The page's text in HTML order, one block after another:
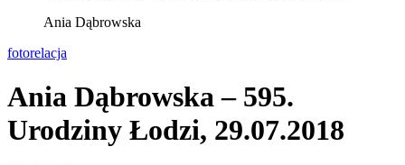
Ania Dąbrowska
fotorelacja
Ania Dąbrowska – 595.
Urodziny Łodzi, 29.07.2018